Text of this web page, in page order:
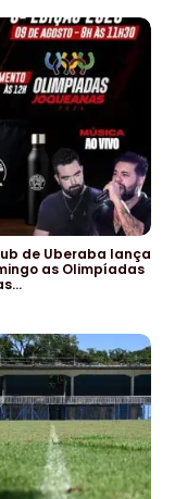
de Uberaba lança
as Olimpíadas